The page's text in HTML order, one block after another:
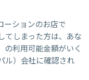
ーションのお店で
てしまった方は、あな
利用可能金額がいく
ル）会社に確認され